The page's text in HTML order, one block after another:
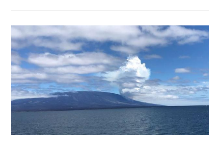
Hawai
:
Pu’u
‘Ō’ō
/
Kilauea
,
Japan
:
Sakurajima
Ecuador
/
Galapagos
Fernandina
,